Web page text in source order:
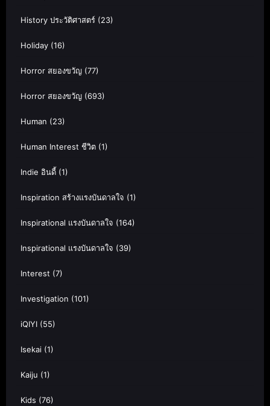
History ประวัติศาสตร์ (23)
Holiday (16)
Horror สยองขวัญ (77)
Horror สยองขวัญ (693)
Human (23)
Human Interest ชีวิต (1)
Indie อินดี้ (1)
Inspiration สร้างแรงบันดาลใจ (1)
Inspirational แรงบันดาลใจ (164)
Inspirational แรงบันดาลใจ (39)
Interest (7)
Investigation (101)
iQIYI (55)
Isekai (1)
Kaiju (1)
Kids (76)